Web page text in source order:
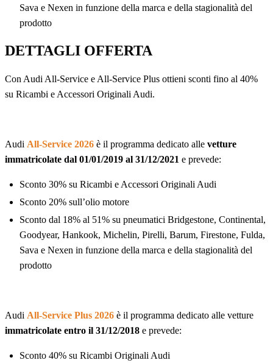
Sava e Nexen in funzione della marca e della stagionalità del
prodotto
DETTAGLI OFFERTA
Con Audi All-Service e All-Service Plus ottieni sconti fino al 40%
su Ricambi e Accessori Originali Audi.
Audi All-Service 2026 è il programma dedicato alle vetture
immatricolate dal 01/01/2019 al 31/12/2021 e prevede:
Sconto 30% su Ricambi e Accessori Originali Audi
Sconto 20% sull’olio motore
Sconto dal 18% al 51% su pneumatici Bridgestone, Continental,
Goodyear, Hankook, Michelin, Pirelli, Barum, Firestone, Fulda,
Sava e Nexen in funzione della marca e della stagionalità del
prodotto
Audi All-Service Plus 2026 è il programma dedicato alle vetture
immatricolate entro il 31/12/2018 e prevede:
Sconto 40% su Ricambi Originali Audi